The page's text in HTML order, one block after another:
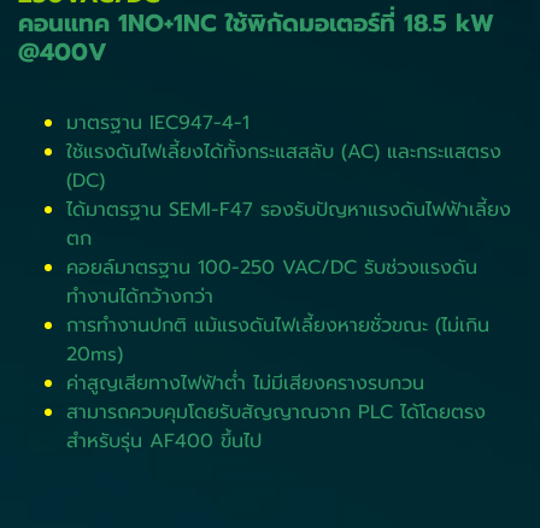
คอนแทค 1NO+1NC ใช้พิกัดมอเตอร์ที่ 18.5 kW
@400V
มาตรฐาน IEC947-4-1
ใช้แรงดันไฟเลี้ยงได้ทั้งกระแสสลับ (AC) และกระแสตรง
(DC)
ได้มาตรฐาน SEMI-F47 รองรับปัญหาแรงดันไฟฟ้าเลี้ยง
ตก
คอยล์มาตรฐาน 100-250 VAC/DC รับช่วงแรงดัน
ทำงานได้กว้างกว่า
การทำงานปกติ แม้แรงดันไฟเลี้ยงหายชั่วขณะ (ไม่เกิน
20ms)
ค่าสูญเสียทางไฟฟ้าต่ำ ไม่มีเสียงครางรบกวน
สามารถควบคุมโดยรับสัญญาณจาก PLC ได้โดยตรง
สำหรับรุ่น AF400 ขึ้นไป